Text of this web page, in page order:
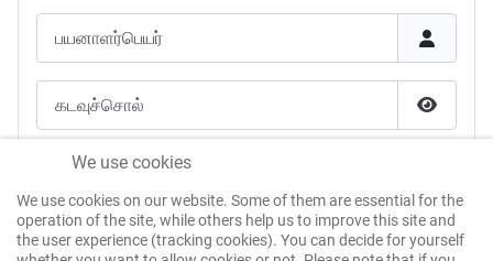
பயனாளர்பெயர்
கடவுச்சொல்
என்னை நினைவில் கொள்க
கடவுச்சான்று மூலம் உள்நுழைக
We use cookies
We use cookies on our website. Some of them are essential for the
operation of the site, while others help us to improve this site and
the user experience (tracking cookies). You can decide for yourself